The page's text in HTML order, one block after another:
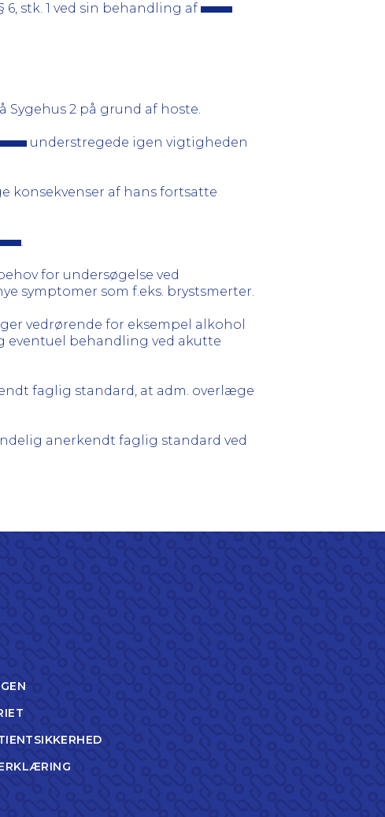
stk. 1 ved sin behandling af
Sygehus 2 på grund af hoste.
understregede igen vigtigheden
konsekvenser af hans fortsatte
.
for undersøgelse ved
symptomer som f.eks. brystsmerter.
vedrørende for eksempel alkohol
eventuel behandling ved akutte
faglig standard, at adm. overlæge
anerkendt faglig standard ved